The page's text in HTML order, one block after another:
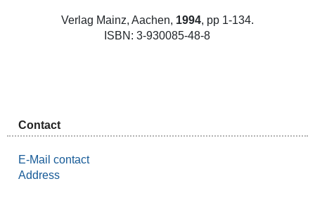
Verlag Mainz, Aachen, 1994, pp 1-134.
ISBN: 3-930085-48-8
Contact
E-Mail contact
Address